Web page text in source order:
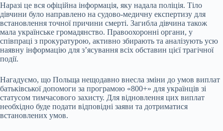
Наразі це вся офіційна інформація, яку надала поліція. Тіло
дівчини було направлено на судово-медичну експертизу для
встановлення точної причини смерті. Загибла дівчина також
мала українське громадянство. Правоохоронні органи, у
співпраці з прокуратурою, активно збирають та аналізують усю
наявну інформацію для з’ясування всіх обставин цієї трагічної
події.
Нагадуємо, що Польща нещодавно внесла зміни до умов виплат
батьківської допомоги за програмою «800+» для українців зі
статусом тимчасового захисту. Для відновлення цих виплат
необхідно буде подати відповідні заяви та дотриматися
встановлених умов.